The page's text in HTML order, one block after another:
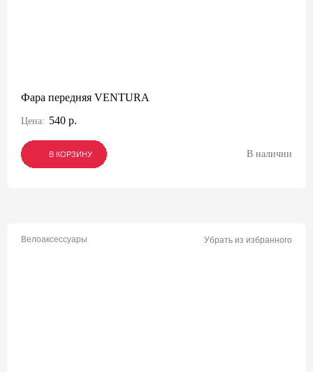
Фара передняя VENTURA
Цена: 540 р.
В КОРЗИНУ
В КОРЗИНУ
В КОРЗИНУ В наличии
Велоаксессуары Убрать из избранного